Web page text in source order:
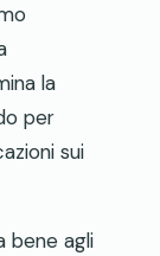
la
per
sui
bene agli